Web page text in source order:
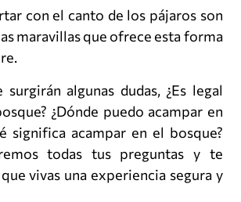
con el canto de los pájaros son
maravillas que ofrece esta forma
algunas dudas, ¿Es legal
¿Dónde puedo acampar en
significa acampar en el bosque?
todas tus preguntas y te
vivas una experiencia segura y